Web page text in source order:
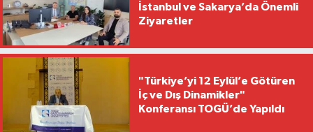
İstanbul ve Sakarya’da Önemli
Ziyaretler
"Türkiye’yi 12 Eylül’e Götüren
İç ve Dış Dinamikler"
Konferansı TOGÜ’de Yapıldı